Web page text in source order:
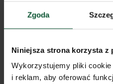
Zgoda
Niniejsza strona korzysta z
Wykorzystujemy pliki
i reklam, aby oferować
Jak wygląda
Najbliższydla kwalifikacji
2027 roku.